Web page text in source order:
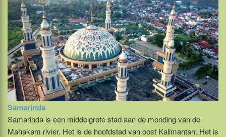
Samarinda
Samarinda is een middelgrote stad aan de monding van de
Mahakam rivier. Het is de hoofdstad van oost Kalimantan. Het is